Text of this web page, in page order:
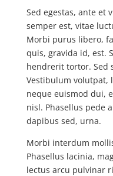
Sed egestas, ante et
semper est, vitae
Morbi purus libero,
quis, gravida id, est.
hendrerit tortor. Sed
Vestibulum volutpat,
neque euismod dui,
nisl. Phasellus pede
dapibus sed, urna.
Morbi interdum
Phasellus lacinia,
lectus arcu pulvinar